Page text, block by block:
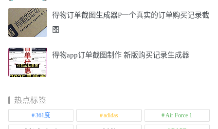
得物订单截图生成器P一个真实的订单购买记录截
图
得物app订单截图制作 新版购买记录生成器
热点标签
361度 adidas Air Force 1